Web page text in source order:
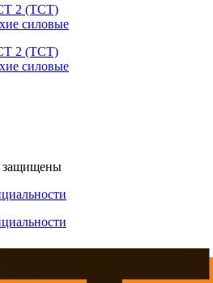
2 (ТСТ)
силовые
2 (ТСТ)
силовые
защищены